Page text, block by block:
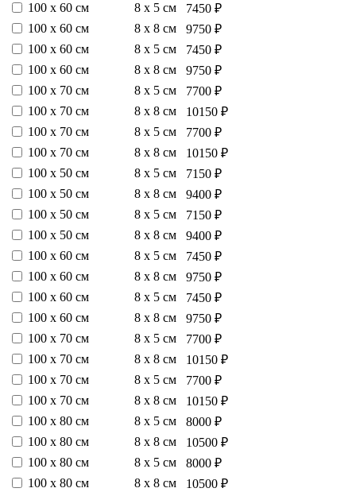
100 х 60 см
8 х 5 см
7450 ₽
100 х 60 см
8 х 8 см
9750 ₽
100 х 60 см
8 х 5 см
7450 ₽
100 х 60 см
8 х 8 см
9750 ₽
100 х 70 см
8 х 5 см
7700 ₽
100 х 70 см
8 х 8 см
10150 ₽
100 х 70 см
8 х 5 см
7700 ₽
100 х 70 см
8 х 8 см
10150 ₽
100 х 50 см
8 х 5 см
7150 ₽
100 х 50 см
8 х 8 см
9400 ₽
100 х 50 см
8 х 5 см
7150 ₽
100 х 50 см
8 х 8 см
9400 ₽
100 х 60 см
8 х 5 см
7450 ₽
100 х 60 см
8 х 8 см
9750 ₽
100 х 60 см
8 х 5 см
7450 ₽
100 х 60 см
8 х 8 см
9750 ₽
100 х 70 см
8 х 5 см
7700 ₽
100 х 70 см
8 х 8 см
10150 ₽
100 х 70 см
8 х 5 см
7700 ₽
100 х 70 см
8 х 8 см
10150 ₽
100 х 80 см
8 х 5 см
8000 ₽
100 х 80 см
8 х 8 см
10500 ₽
100 х 80 см
8 х 5 см
8000 ₽
100 х 80 см
8 х 8 см
10500 ₽